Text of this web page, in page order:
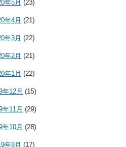
年5月 (23)
年4月 (21)
年3月 (22)
年2月 (21)
年1月 (22)
年12月 (15)
年11月 (29)
年10月 (28)
年9月 (17)